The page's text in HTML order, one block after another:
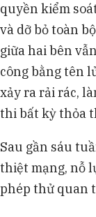
quyền kiểm
và dỡ bỏ toàn
giữa hai bên
công bằng tên
xảy ra rải rác,
thi bất kỳ thỏa
Sau gần sáu
thiệt mạng, nỗ
phép thử quan